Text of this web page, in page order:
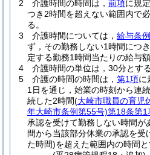
2
介護時間の時間は， 前項に規
つき2時間を超えない範囲内で
る。
3
介護時間については， 給与条
ず，その勤務しない1時間につき
定する勤務1時間当たりの給与額
4
介護時間の単位は，30分とする
5
介護の時間の時間は， 第1項に
1日を通じ，始業の時刻から連
続した2時間(大崎市職員の育児
年大崎市条例第55号)第18条第1
承認を受けて勤務しない時間が
間から当該部分休業の承認を受
た時間)を超えた範囲内の時間と